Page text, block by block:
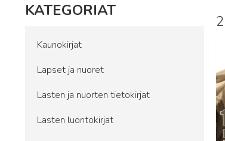
KATEGORIAT
Kaunokirjat
Lapset ja nuoret
Lasten ja nuorten tietokirjat
Lasten luontokirjat